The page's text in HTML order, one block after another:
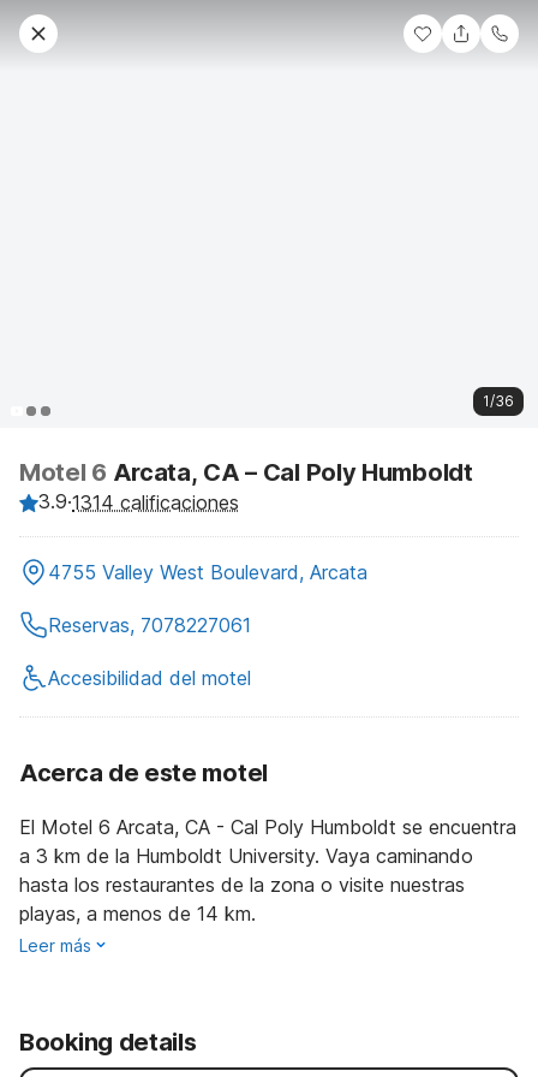
1/36
Motel 6 Arcata, CA – Cal Poly Humboldt
3.9·1314 calificaciones
4755 Valley West Boulevard, Arcata
Reservas, 7078227061
Accesibilidad del motel
Acerca de este motel
El Motel 6 Arcata, CA - Cal Poly Humboldt se encuentra
a 3 km de la Humboldt University. Vaya caminando
hasta los restaurantes de la zona o visite nuestras
playas, a menos de 14 km.
Leer más
Booking details